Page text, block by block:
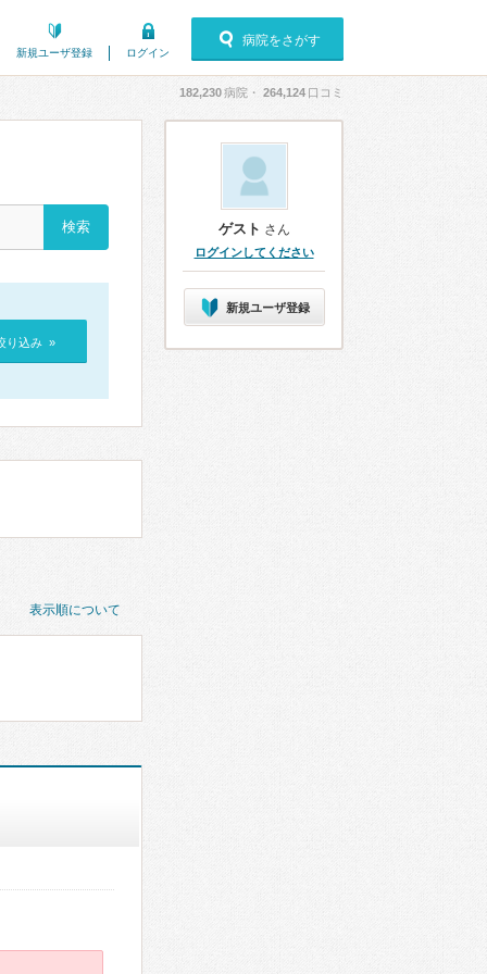
新規ユーザ登録 ログイン
病院をさがす
182,230病院・ 264,124 口コミ
り込み »
表示順について
ゲスト さん
ログインしてください
新規ユーザ登録